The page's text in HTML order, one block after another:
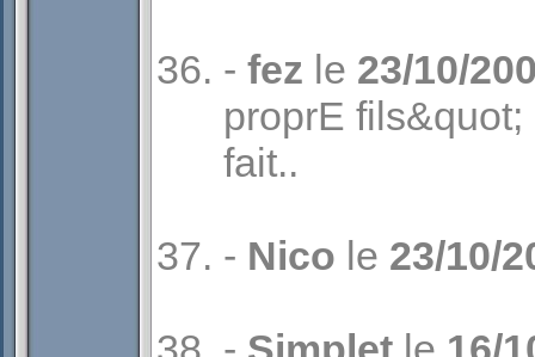
- fez le 23/10/
proprE
fait..
- Nico le 23/10/